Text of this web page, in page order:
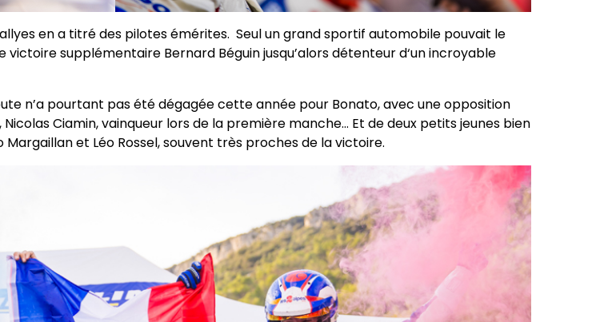
en a titré des pilotes émérites. Seul un grand sportif automobile pouvait le
victoire supplémentaire Bernard Béguin jusqu’alors détenteur d‘un incroyable
n’a pourtant pas été dégagée cette année pour Bonato, avec une opposition
Ciamin, vainqueur lors de la première manche… Et de deux petits jeunes bien
Margaillan et Léo Rossel, souvent très proches de la victoire.